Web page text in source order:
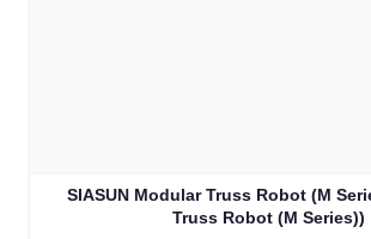
SIASUN Modular Truss Robot (M
Truss Robot (M Series))